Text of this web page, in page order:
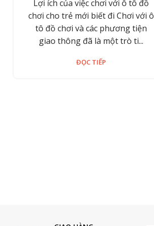
Lợi ích của việc chơi với ô tô đồ
chơi cho trẻ mới biết đi Chơi với ô
tô đồ chơi và các phương tiện
giao thông đã là một trò ti...
ĐỌC TIẾP